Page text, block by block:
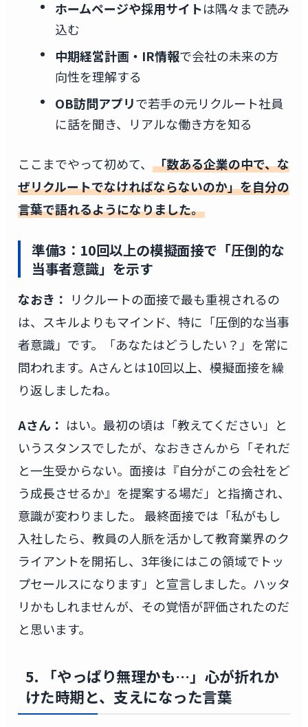
ホームページや採用サイトは隅々まで読み
込む
中期経営計画・IR情報で会社の未来の方
向性を理解する
OB訪問アプリで若手の元リクルート社員
に話を聞き、リアルな働き方を知る
ここまでやって初めて、 「数ある企業の中で、な
ぜリクルートでなければならないのか」を自分の
言葉で語れるようになりました。
準備3：10回以上の模擬面接で「圧倒的な
当事者意識」を示す
なおき： リクルートの面接で最も重視されるの
は、スキルよりもマインド、特に「圧倒的な当事
者意識」です。「あなたはどうしたい？」を常に
問われます。Aさんとは10回以上、模擬面接を繰
り返しましたね。
Aさん： はい。最初の頃は「教えてください」と
いうスタンスでしたが、なおきさんから「それだ
と一生受からない。面接は『自分がこの会社をど
う成長させるか』を提案する場だ」と指摘され、
意識が変わりました。 最終面接では「私がもし
入社したら、教員の人脈を活かして教育業界のク
ライアントを開拓し、3年後にはこの領域でトッ
プセールスになります」と宣言しました。ハッタ
リかもしれませんが、その覚悟が評価されたのだ
と思います。
5. 「やっぱり無理かも…」心が折れか
けた時期と、支えになった言葉